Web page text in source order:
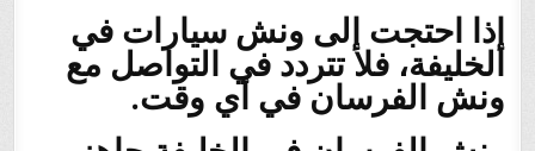
إذا احتجت إلى ونش سيارات في
الخليفة، فلا تتردد في التواصل مع
ونش الفرسان في أي وقت.